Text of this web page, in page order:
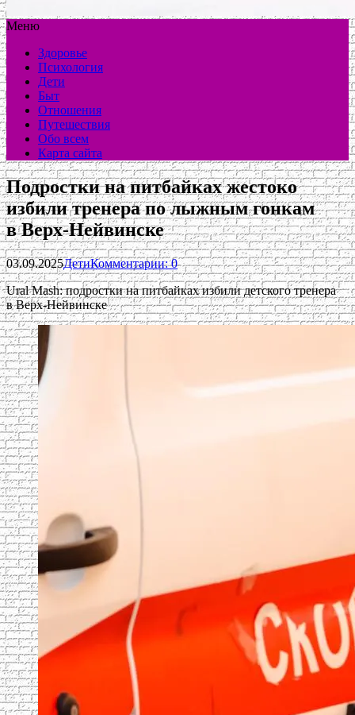
Меню
Здоровье
Психология
Дети
Быт
Отношения
Путешествия
Обо всем
Карта сайта
Подростки на питбайках жестоко
избили тренера по лыжным гонкам
в Верх-Нейвинске
03.09.2025ДетиКомментарии: 0
Ural Mash: подростки на питбайках избили детского тренера
в Верх-Нейвинске